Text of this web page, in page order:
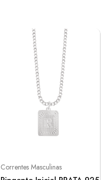
Correntes Masculinas